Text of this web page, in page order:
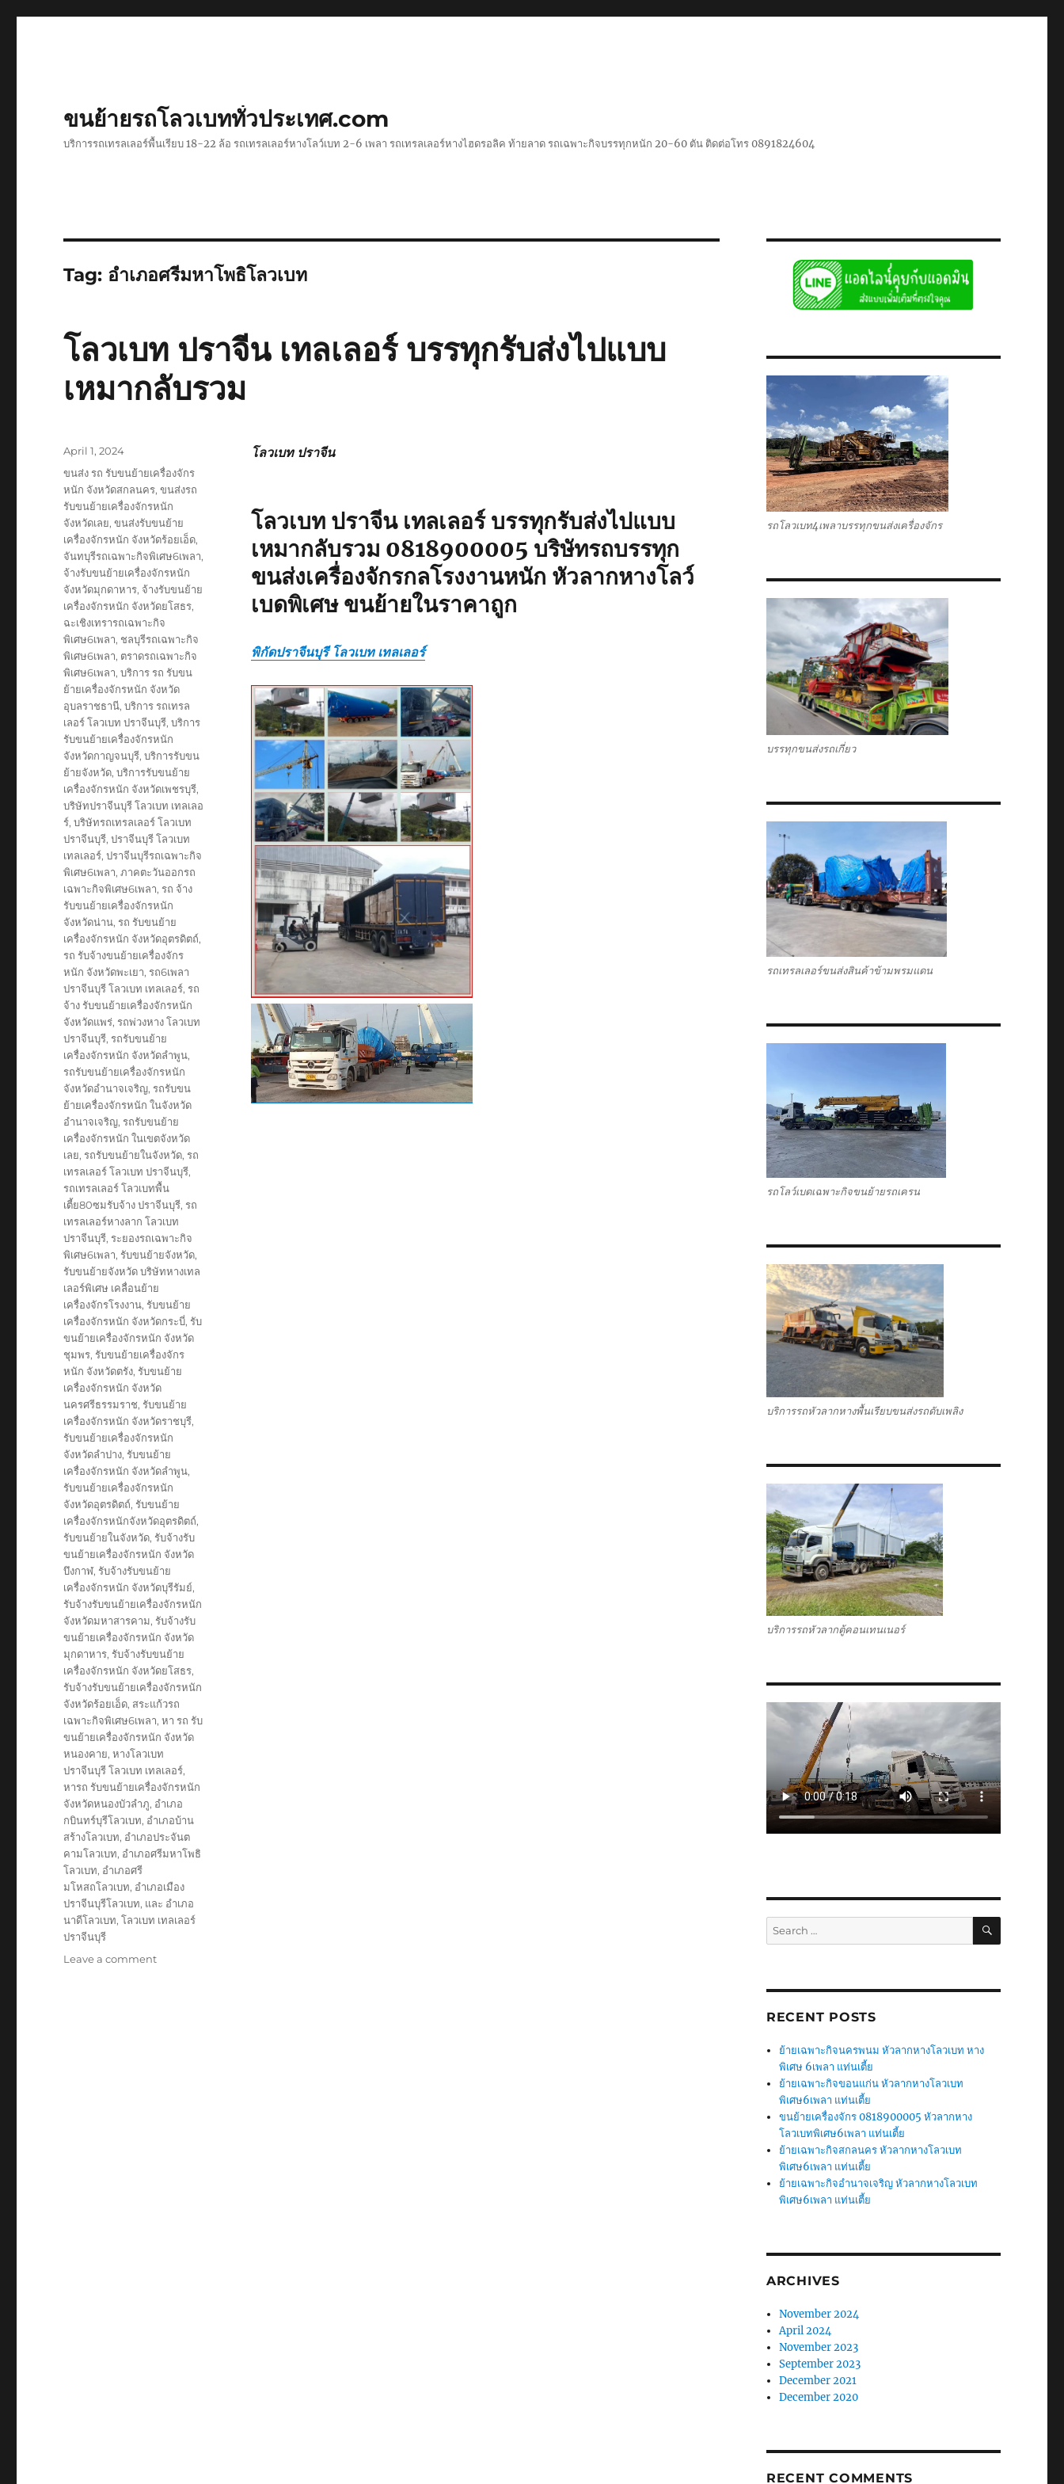
ขนย้ายรถโลวเบททั่วประเทศ.com
บริการรถเทรลเลอร์พื้นเรียบ 18-22 ล้อ รถเทรลเลอร์หางโลว์เบท 2-6 เพลา รถเทรลเลอร์หางไฮดรอลิค ท้ายลาด รถเฉพาะกิจบรรทุกหนัก 20-60 ตัน ติดต่อโทร 0891824604
Tag: อำเภอศรีมหาโพธิโลวเบท
โลวเบท ปราจีน เทลเลอร์ บรรทุกรับส่งไปแบบ
เหมากลับรวม
โลวเบท ปราจีน
โลวเบท ปราจีน เทลเลอร์ บรรทุกรับส่งไปแบบ
เหมากลับรวม 0818900005 บริษัทรถบรรทุก
ขนส่งเครื่องจักรกลโรงงานหนัก หัวลากหางโลว์
เบดพิเศษ ขนย้ายในราคาถูก
พิกัดปราจีนบุรี โลวเบท เทลเลอร์
Posted
April 1, 2024
Tags
ขนส่ง รถ รับขนย้ายเครื่องจักร
หนัก จังหวัดสกลนคร,ขนส่งรถ
รับขนย้ายเครื่องจักรหนัก
จังหวัดเลย,ขนส่งรับขนย้าย
เครื่องจักรหนัก จังหวัดร้อยเอ็ด,
จันทบุรีรถเฉพาะกิจพิเศษ6เพลา,
จ้างรับขนย้ายเครื่องจักรหนัก
จังหวัดมุกดาหาร, จ้างรับขนย้าย
เครื่องจักรหนัก จังหวัดยโสธร,
ฉะเชิงเทรารถเฉพาะกิจ
พิเศษ6เพลา, ชลบุรีรถเฉพาะกิจ
พิเศษ6เพลา, ตราดรถเฉพาะกิจ
พิเศษ6เพลา,บริการ รถ รับขน
ย้ายเครื่องจักรหนัก จังหวัด
อุบลราชธานี,บริการ รถเทรล
เลอร์ โลวเบท ปราจีนบุรี,บริการ
รับขนย้ายเครื่องจักรหนัก
จังหวัดกาญจนบุรี,บริการรับขน
ย้ายจังหวัด,บริการรับขนย้าย
เครื่องจักรหนัก จังหวัดเพชรบุรี,
บริษัทปราจีนบุรี โลวเบท เทลเลอ
ร์,บริษัทรถเทรลเลอร์ โลวเบท
ปราจีนบุรี,ปราจีนบุรี โลวเบท
เทลเลอร์,ปราจีนบุรีรถเฉพาะกิจ
พิเศษ6เพลา,ภาคตะวันออกรถ
เฉพาะกิจพิเศษ6เพลา,รถ จ้าง
รับขนย้ายเครื่องจักรหนัก
จังหวัดน่าน,รถ รับขนย้าย
เครื่องจักรหนัก จังหวัดอุตรดิตถ์,
รถ รับจ้างขนย้ายเครื่องจักร
หนัก จังหวัดพะเยา,รถ6เพลา
ปราจีนบุรี โลวเบท เทลเลอร์,รถ
จ้าง รับขนย้ายเครื่องจักรหนัก
จังหวัดแพร่,รถพ่วงหาง โลวเบท
ปราจีนบุรี,รถรับขนย้าย
เครื่องจักรหนัก จังหวัดลำพูน,
รถรับขนย้ายเครื่องจักรหนัก
จังหวัดอำนาจเจริญ,รถรับขน
ย้ายเครื่องจักรหนัก ในจังหวัด
อำนาจเจริญ,รถรับขนย้าย
เครื่องจักรหนัก ในเขตจังหวัด
เลย,รถรับขนย้ายในจังหวัด,รถ
เทรลเลอร์ โลวเบท ปราจีนบุรี,
รถเทรลเลอร์ โลวเบทพื้น
เตี้ย80ซมรับจ้าง ปราจีนบุรี,รถ
เทรลเลอร์หางลาก โลวเบท
ปราจีนบุรี,ระยองรถเฉพาะกิจ
พิเศษ6เพลา,รับขนย้ายจังหวัด,
รับขนย้ายจังหวัด บริษัทหางเทล
เลอร์พิเศษ เคลื่อนย้าย
เครื่องจักรโรงงาน,รับขนย้าย
เครื่องจักรหนัก จังหวัดกระบี่,รับ
ขนย้ายเครื่องจักรหนัก จังหวัด
ชุมพร,รับขนย้ายเครื่องจักร
หนัก จังหวัดตรัง,รับขนย้าย
เครื่องจักรหนัก จังหวัด
นครศรีธรรมราช,รับขนย้าย
เครื่องจักรหนัก จังหวัดราชบุรี,
รับขนย้ายเครื่องจักรหนัก
จังหวัดลำปาง,รับขนย้าย
เครื่องจักรหนัก จังหวัดลำพูน,
รับขนย้ายเครื่องจักรหนัก
จังหวัดอุตรดิตถ์,รับขนย้าย
เครื่องจักรหนักจังหวัดอุตรดิตถ์,
รับขนย้ายในจังหวัด,รับจ้างรับ
ขนย้ายเครื่องจักรหนัก จังหวัด
บึงกาฬ,รับจ้างรับขนย้าย
เครื่องจักรหนัก จังหวัดบุรีรัมย์,
รับจ้างรับขนย้ายเครื่องจักรหนัก
จังหวัดมหาสารคาม,รับจ้างรับ
ขนย้ายเครื่องจักรหนัก จังหวัด
มุกดาหาร,รับจ้างรับขนย้าย
เครื่องจักรหนัก จังหวัดยโสธร,
รับจ้างรับขนย้ายเครื่องจักรหนัก
จังหวัดร้อยเอ็ด, สระแก้วรถ
เฉพาะกิจพิเศษ6เพลา,หา รถ รับ
ขนย้ายเครื่องจักรหนัก จังหวัด
หนองคาย,หางโลวเบท
ปราจีนบุรี โลวเบท เทลเลอร์,
หารถ รับขนย้ายเครื่องจักรหนัก
จังหวัดหนองบัวลำภู, อำเภอ
กบินทร์บุรีโลวเบท, อำเภอบ้าน
สร้างโลวเบท, อำเภอประจันต
คามโลวเบท, อำเภอศรีมหาโพธิ
โลวเบท, อำเภอศรี
มโหสถโลวเบท, อำเภอเมือง
ปราจีนบุรีโลวเบท, และ อำเภอ
นาดีโลวเบท,โลวเบท เทลเลอร์
ปราจีนบุรี
Leave a commenton
รถโลวเบท4เพลาบรรทุกขนส่งเครื่องจักร
บรรทุกขนส่งรถเกี่ยว
รถเทรลเลอร์ขนส่งสินค้าข้ามพรมแดน
รถโลว์เบดเฉพาะกิจขนย้ายรถเครน
บริการรถหัวลากหางพื้นเรียบขนส่งรถดับเพลิง
บริการรถหัวลากตู้คอนเทนเนอร์
Search
for:
SEARCH
RECENT POSTS
ย้ายเฉพาะกิจนครพนม หัวลากหางโลวเบท หาง
พิเศษ 6เพลา แท่นเตี้ย
ย้ายเฉพาะกิจขอนแก่น หัวลากหางโลวเบท
พิเศษ6เพลา แท่นเตี้ย
ขนย้ายเครื่องจักร 0818900005 หัวลากหาง
โลวเบทพิเศษ6เพลา แท่นเตี้ย
ย้ายเฉพาะกิจสกลนคร หัวลากหางโลวเบท
พิเศษ6เพลา แท่นเตี้ย
ย้ายเฉพาะกิจอำนาจเจริญ หัวลากหางโลวเบท
พิเศษ6เพลา แท่นเตี้ย
ARCHIVES
November 2024
April 2024
November 2023
September 2023
December 2021
December 2020
RECENT COMMENTS